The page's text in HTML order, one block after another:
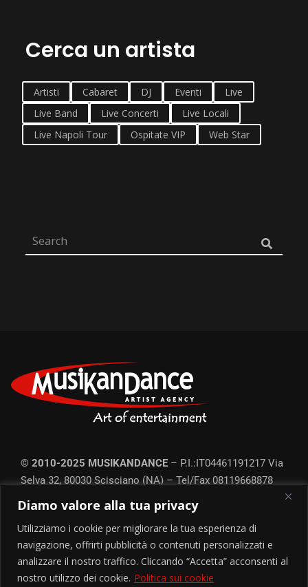
Diamo valore alla tua privacy
Utilizziamo i cookie per migliorare la tua esperienza di
navigazione, offrirti pubblicità o contenuti personalizzati e
analizzare il nostro traffico. Cliccando “Accetta” acconsenti al
nostro utilizzo dei cookie. Politica sui cookie
Cerca un artista
Artisti Cabaret DJ Eventi
Live
Live Band
Live Concerti
Live Locali
Live Napoli Tour
Ospitate VIP Web Star
© 2010-2025 MUSIKANDANCE – P.I.:IT04461191217 Via
Selva 32, 80030 Scisciano (NA) – Tel/Fax 08119668878
Ufficio prod. Roma: Tel.
06452214351
Privacy e Cookie
Tutte le foto degli artisti provengono da diverse fonti online e tutti i diritti
appartengono ai rispettivi proprietari. Qualora qualche foto fosse
informarci e provvederemo a rimuoverla.